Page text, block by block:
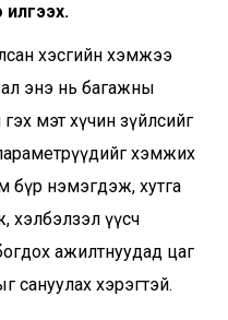
илгээх.
хэсгийн хэмжээ
энэ нь багажны
мэт хүчин зүйлсийг
хэмжих
бүр нэмэгдэж, хутга
хэлбэлзэл үүсч
ажилтнуудад цаг
сануулах хэрэгтэй.